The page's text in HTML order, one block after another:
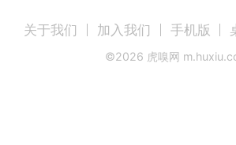
关于我们 加入我们 手机版
©2026 虎嗅网